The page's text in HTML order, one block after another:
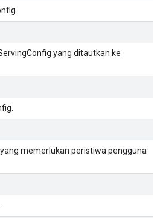
yang ditautkan ke
memerlukan peristiwa pengguna